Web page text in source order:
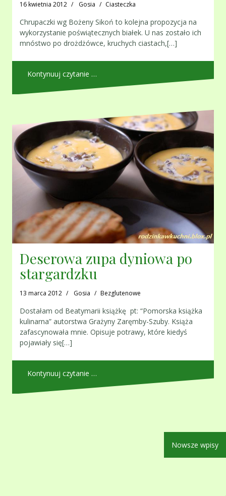
16 kwietnia 2012 Gosia Ciasteczka
Chrupaczki wg Bożeny Sikoń to kolejna propozycja na
wykorzystanie poświątecznych białek. U nas zostało ich
mnóstwo po drożdżówce, kruchych ciastach,[…]
Kontynuuj czytanie …
Deserowa zupa dyniowa po
stargardzku
13 marca 2012 Gosia Bezglutenowe
Dostałam od Beatymarii książkę pt: “Pomorska książka
kulinarna” autorstwa Grażyny Zaręmby-Szuby. Książa
zafascynowała mnie. Opisuje potrawy, które kiedyś
pojawiały się[…]
Kontynuuj czytanie …
Nowsze wpisy